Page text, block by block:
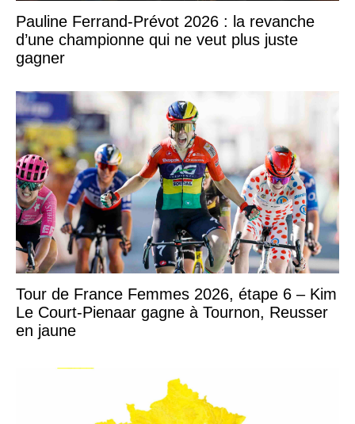
Pauline Ferrand-Prévot 2026 : la revanche
d’une championne qui ne veut plus juste
gagner
Tour de France Femmes 2026, étape 6 – Kim
Le Court-Pienaar gagne à Tournon, Reusser
en jaune